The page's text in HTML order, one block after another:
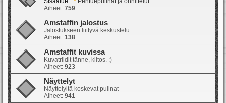
Aiheet: 759
Amstaffin jalostus
Jalostukseen liittyvä keskustelu
Aiheet: 138
Amstaffit kuvissa
Kuvatriidit tänne, kiitos. :)
Aiheet: 923
Näyttelyt
Näyttelyitä koskevat pulinat
Aiheet: 941